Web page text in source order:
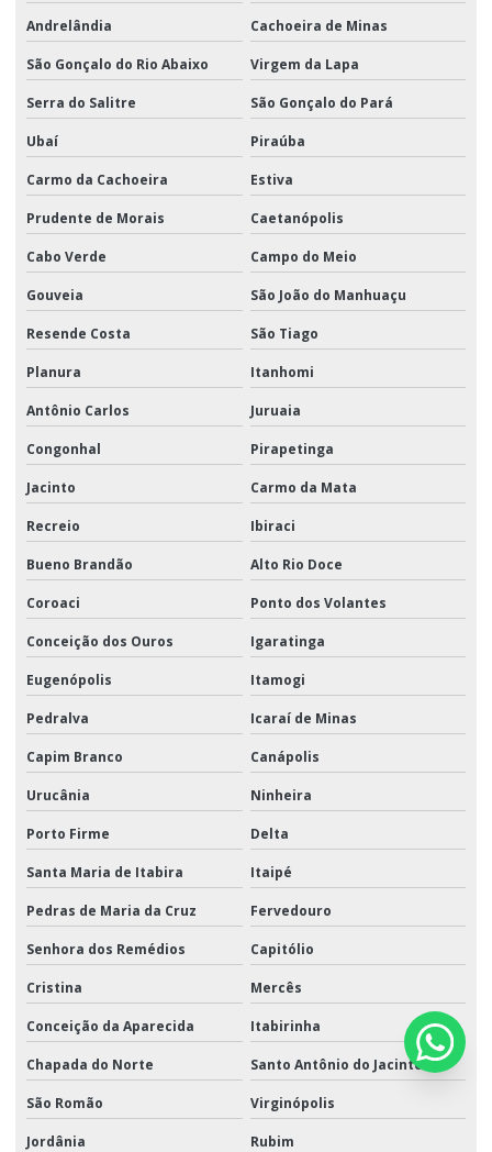
Andrelândia Cachoeira de Minas
São Gonçalo do Rio Abaixo Virgem da Lapa
Serra do Salitre São Gonçalo do Pará
Ubaí Piraúba
Carmo da Cachoeira Estiva
Prudente de Morais Caetanópolis
Cabo Verde Campo do Meio
Gouveia São João do Manhuaçu
Resende Costa São Tiago
Planura Itanhomi
Antônio Carlos Juruaia
Congonhal Pirapetinga
Jacinto Carmo da Mata
Recreio Ibiraci
Bueno Brandão Alto Rio Doce
Coroaci Ponto dos Volantes
Conceição dos Ouros Igaratinga
Eugenópolis Itamogi
Pedralva Icaraí de Minas
Capim Branco Canápolis
Urucânia Ninheira
Porto Firme Delta
Santa Maria de Itabira Itaipé
Pedras de Maria da Cruz Fervedouro
Senhora dos Remédios Capitólio
Cristina Mercês
Conceição da Aparecida Itabirinha
Chapada do Norte Santo Antônio do Jacinto
São Romão Virginópolis
Jordânia Rubim